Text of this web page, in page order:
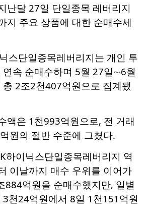
난달 27일 단일종목 레버리지
지 주요 상품에 대한 순매수세
스단일종목레버리지는 개인 투
연속 순매수하며 5월 27일∼6월
2조2천407억원으로 집계됐
액은 1천993억원으로, 전 거래
원의 절반 수준에 그쳤다.
하이닉스단일종목레버리지 역
이날까지 매수 우위를 이어가
884억원을 순매수했지만, 일별
천24억원에서 8일 1천151억원